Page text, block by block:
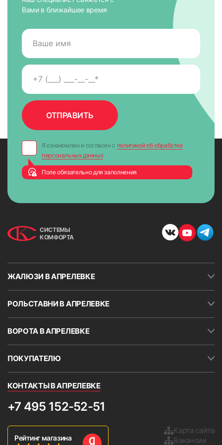
Вами в ближайшее время
Я ознакомлен и согласен с политикой об обработке
персональных данных
Поле обязательно для заполнения
СИСТЕМЫ
КОМФОРТА
ЖАЛЮЗИ В АПРЕЛЕВКЕ
РОЛЬСТАВНИ В АПРЕЛЕВКЕ
ВОРОТА В АПРЕЛЕВКЕ
ПОКУПАТЕЛЮ
КОНТАКТЫ В АПРЕЛЕВКЕ
+7 495 152-52-51
Рейтинг магазина
Карта сайта
Вакансии